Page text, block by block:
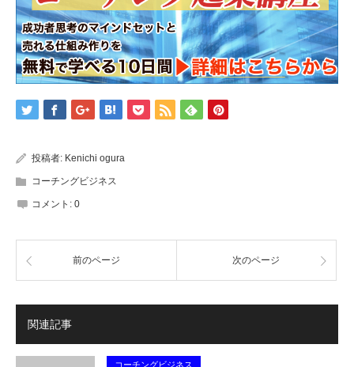
投稿者: Kenichi ogura
コーチングビジネス
コメント: 0
前のページ 次のページ
関連記事
コーチングビジネス